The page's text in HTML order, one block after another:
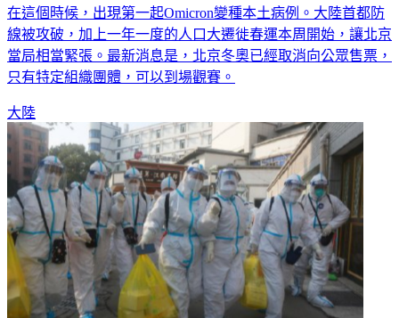
在這個時候，出現第一起Omicron變種本土病例。大陸首都防
線被攻破，加上一年一度的人口大遷徙春運本周開始，讓北京
當局相當緊張。最新消息是，北京冬奧已經取消向公眾售票，
只有特定組織團體，可以到場觀賽。
大陸